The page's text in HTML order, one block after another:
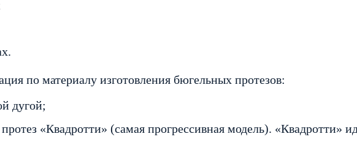
по материалу изготовления бюгельных протезов:
дугой;
«Квадротти» (самая прогрессивная модель). «Квадротти»